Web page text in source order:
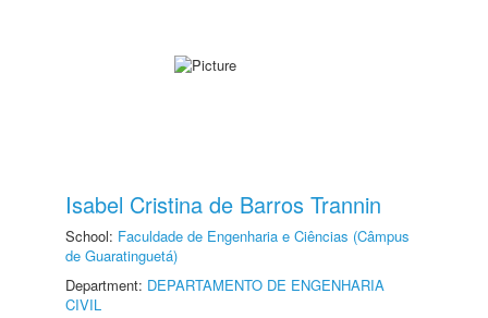
Isabel Cristina de Barros Trannin
School: Faculdade de Engenharia e Ciências (Câmpus
de Guaratinguetá)
Department: DEPARTAMENTO DE ENGENHARIA
CIVIL